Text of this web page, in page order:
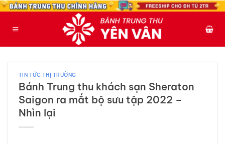
Bỏ
TIN TỨC THỊ TRƯỜNG
Bánh Trung thu khách sạn Sheraton
Saigon ra mắt bộ sưu tập 2022 –
Nhìn lại